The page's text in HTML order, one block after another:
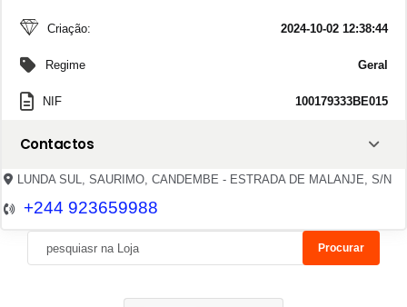
Criação: 2024-10-02 12:38:44
Regime Geral
NIF 100179333BE015
Contactos
LUNDA SUL, SAURIMO, CANDEMBE - ESTRADA DE MALANJE, S/N
+244 923659988
Procurar